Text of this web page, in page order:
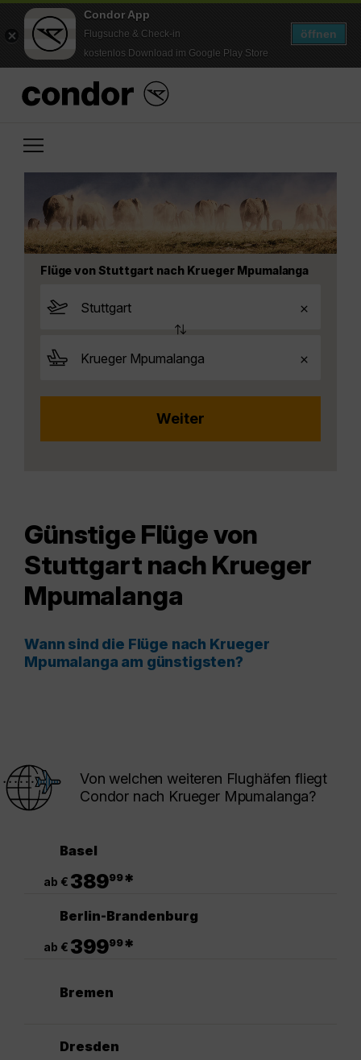
Condor App
Flugsuche & Check-in
kostenlos Download im Google Play Store
öffnen
Flüge von Stuttgart nach Krueger Mpumalanga
Günstige Flüge von
Stuttgart nach Krueger
Mpumalanga
Wann sind die Flüge nach Krueger
Mpumalanga am günstigsten?
Von welchen weiteren Flughäfen fliegt
Condor nach Krueger Mpumalanga?
Basel
ab € 38999*
Berlin-Brandenburg
ab € 39999*
Bremen
Dresden